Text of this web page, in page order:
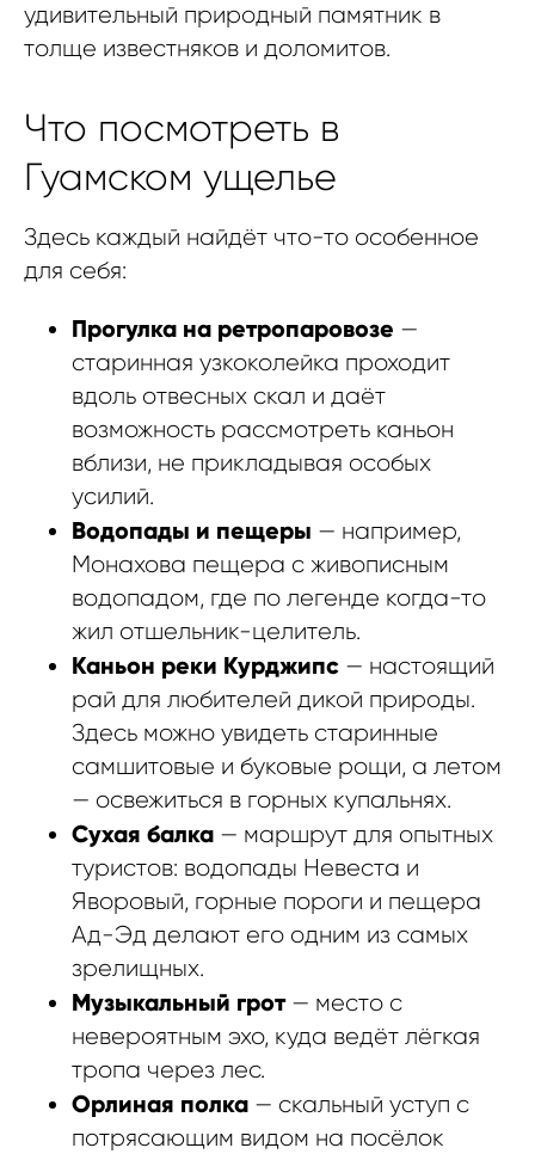
удивительный природный памятник в
толще известняков и доломитов.
Что посмотреть в
Гуамском ущелье
Здесь каждый найдёт что-то особенное
для себя:
Прогулка на ретропаровозе —
старинная узкоколейка проходит
вдоль отвесных скал и даёт
возможность рассмотреть каньон
вблизи, не прикладывая особых
усилий.
Водопады и пещеры — например,
Монахова пещера с живописным
водопадом, где по легенде когда-то
жил отшельник-целитель.
Каньон реки Курджипс — настоящий
рай для любителей дикой природы.
Здесь можно увидеть старинные
самшитовые и буковые рощи, а летом
— освежиться в горных купальнях.
Сухая балка — маршрут для опытных
туристов: водопады Невеста и
Яворовый, горные пороги и пещера
Ад-Эд делают его одним из самых
зрелищных.
Музыкальный грот— место с
невероятным эхо, куда ведёт лёгкая
тропа через лес.
Орлиная полка — скальный уступ с
потрясающим видом на посёлок